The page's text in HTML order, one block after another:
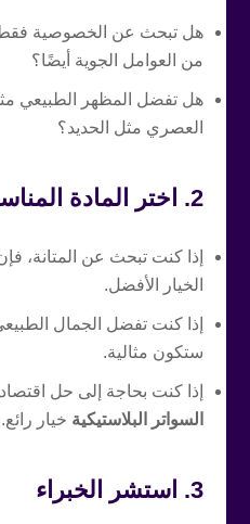
هل تبحث عن الخصوصية فقط
من العوامل الجوية أيضًا؟
هل تفضل المظهر الطبيعي
العصري مثل الحديد؟
2. اختر المادة المناسبة
إذا كنت تبحث عن المتانة،
الخيار الأفضل.
إذا كنت تفضل الجمال
ستكون مثالية.
إذا كنت بحاجة إلى حل
السواتر البلاستيكية خيار رائع.
3. استشر الخبراء